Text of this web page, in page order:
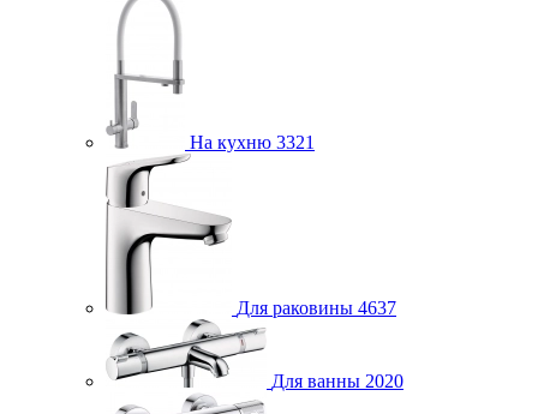
На кухню 3321
Для раковины 4637
Для ванны 2020